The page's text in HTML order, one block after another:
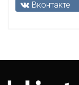
Вконтакте